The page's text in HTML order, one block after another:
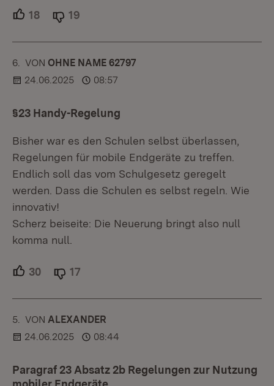
18 Unterstützer.
19
6. KOMMENTAR
VON :OHNE NAME 62797
24.06.2025
08:57
§23 Handy-Regelung
Bisher war es den Schulen selbst überlassen,
Regelungen für mobile Endgeräte zu treffen.
Endlich soll das vom Schulgesetz geregelt
werden. Dass die Schulen es selbst regeln. Wie
innovativ!
Scherz beiseite: Die Neuerung bringt also null
komma null.
30 Unterstützer.
17
5. KOMMENTAR
VON :ALEXANDER
24.06.2025
08:44
Paragraf 23 Absatz 2b Regelungen zur Nutzung